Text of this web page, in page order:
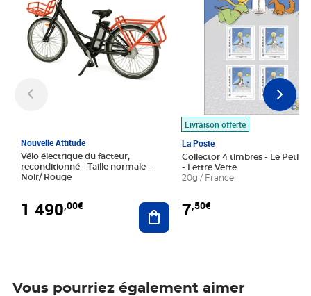
Nouvelle Attitude
Vélo électrique du facteur,
reconditionné - Taille normale -
Noir/ Rouge
1 490,00€ Ajouter au panier
Livraison offerte
La Poste
Collector 4 timbres - Le Petit
- Lettre Verte
20g / France
7,50€
Vous pourriez également aimer